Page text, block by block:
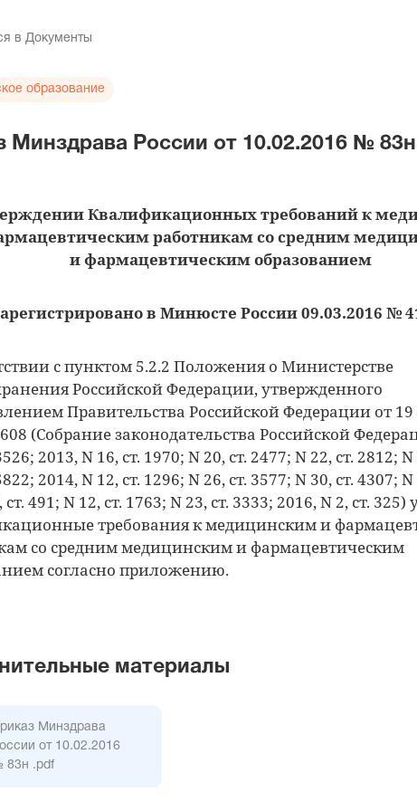
в Документы
образование
Минздрава России от 10.02.2016 № 83н
Квалификационных требований к
работникам со средним
и фармацевтическим образованием
в Минюсте России 09.03.2016 №
с пунктом 5.2.2 Положения о Министерстве
Российской Федерации, утвержденного
Правительства Российской Федерации от
608 (Собрание законодательства Российской
2013, N 16, ст. 1970; N 20, ст. 2477; N 22, ст. 2812;
2014, N 12, ст. 1296; N 26, ст. 3577; N 30, ст. 4307;
ст. 491; N 12, ст. 1763; N 23, ст. 3333; 2016, N 2, ст.
требования к медицинским и
со средним медицинским и фармацевтическим
согласно приложению.
материалы
Минздрава
от 10.02.2016
83н .pdf